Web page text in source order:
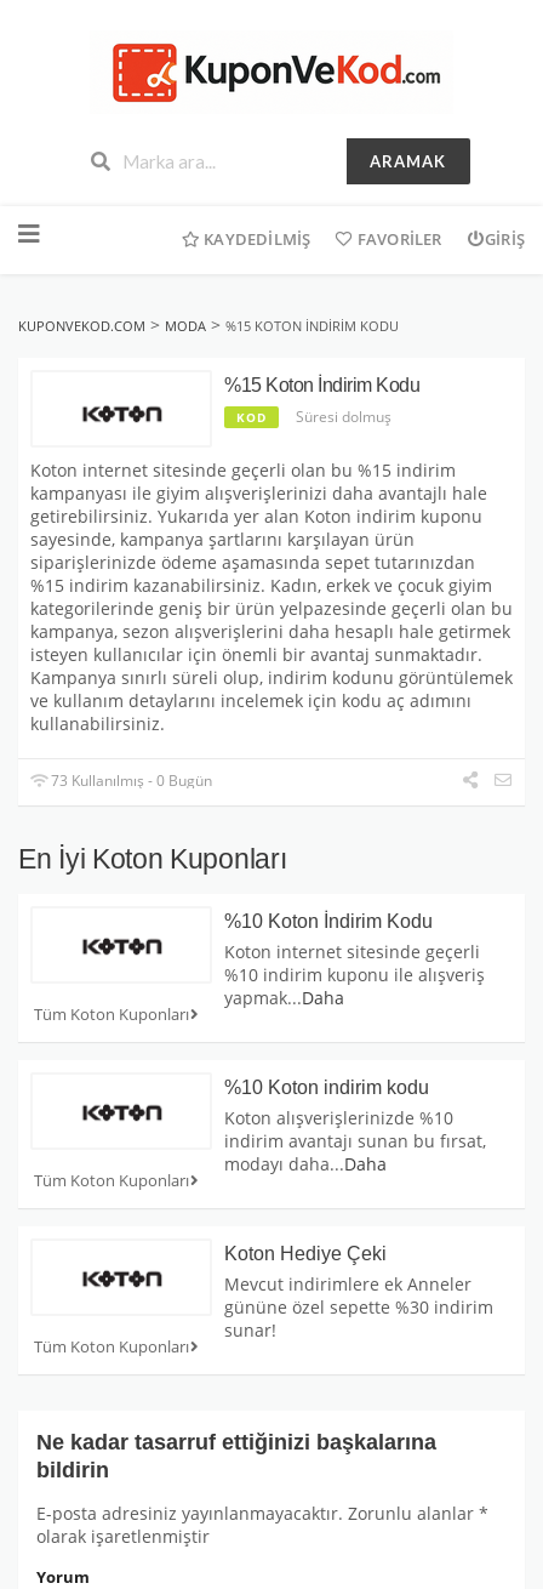
ARAMAK
geç
KAYDEDILMIŞ FAVORILER GIRIŞ
KUPONVEKOD.COM > MODA > %15 KOTON İNDIRIM KODU
%15 Koton İndirim Kodu
KOD Süresi dolmuş
Koton internet sitesinde geçerli olan bu %15 indirim
kampanyası ile giyim alışverişlerinizi daha avantajlı hale
getirebilirsiniz. Yukarıda yer alan Koton indirim kuponu
sayesinde, kampanya şartlarını karşılayan ürün
siparişlerinizde ödeme aşamasında sepet tutarınızdan
%15 indirim kazanabilirsiniz. Kadın, erkek ve çocuk giyim
kategorilerinde geniş bir ürün yelpazesinde geçerli olan bu
kampanya, sezon alışverişlerini daha hesaplı hale getirmek
isteyen kullanıcılar için önemli bir avantaj sunmaktadır.
Kampanya sınırlı süreli olup, indirim kodunu görüntülemek
ve kullanım detaylarını incelemek için kodu aç adımını
kullanabilirsiniz.
73 Kullanılmış - 0 Bugün
En İyi Koton Kuponları
Tüm Koton Kuponları
%10 Koton İndirim Kodu
Koton internet sitesinde geçerli
%10 indirim kuponu ile alışveriş
yapmak...Daha
Tüm Koton Kuponları
%10 Koton indirim kodu
Koton alışverişlerinizde %10
indirim avantajı sunan bu fırsat,
modayı daha...Daha
Tüm Koton Kuponları
Koton Hediye Çeki
Mevcut indirimlere ek Anneler
gününe özel sepette %30 indirim
sunar!
Ne kadar tasarruf ettiğinizi başkalarına
bildirin
E-posta adresiniz yayınlanmayacaktır. Zorunlu alanlar *
olarak işaretlenmiştir
Yorum